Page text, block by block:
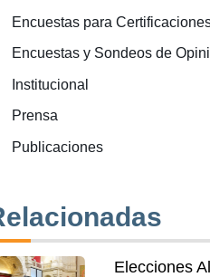
Encuestas para
Encuestas y Sondeos de
Institucional
Prensa
Publicaciones
Elecciones